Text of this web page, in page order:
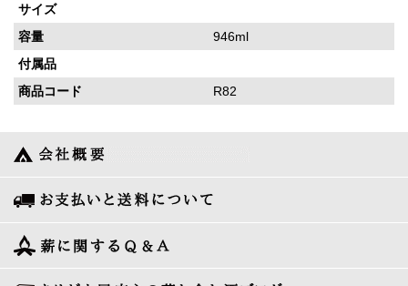
サイズ
容量
946ml
付属品
商品コード
R82